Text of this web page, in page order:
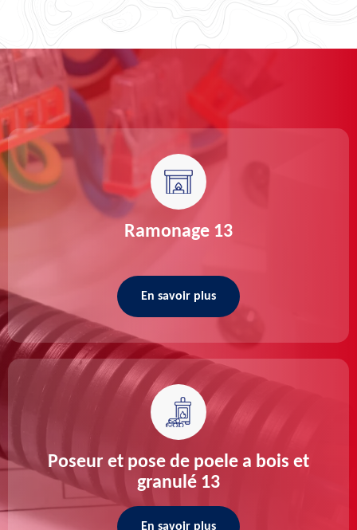
Ramonage 13
En savoir plus
Poseur et pose de poele a bois et
granulé 13
En savoir plus